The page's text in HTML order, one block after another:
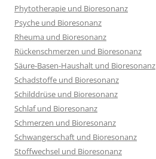
Phytotherapie und Bioresonanz
Psyche und Bioresonanz
Rheuma und Bioresonanz
Rückenschmerzen und Bioresonanz
Säure-Basen-Haushalt und Bioresonanz
Schadstoffe und Bioresonanz
Schilddrüse und Bioresonanz
Schlaf und Bioresonanz
Schmerzen und Bioresonanz
Schwangerschaft und Bioresonanz
Stoffwechsel und Bioresonanz